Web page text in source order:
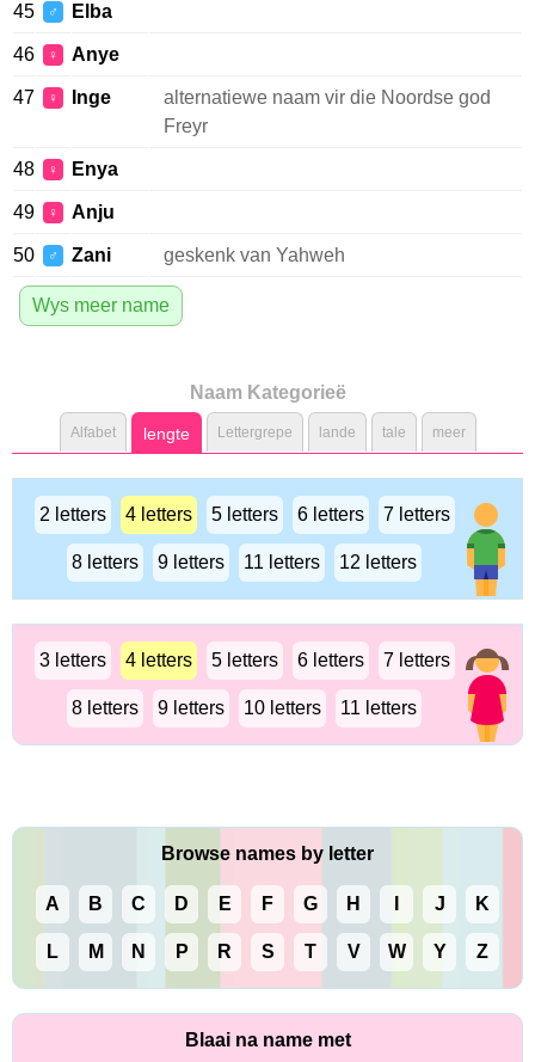
45 ♂ Elba
46 ♀ Anye
47 ♀ Inge
alternatiewe naam vir die Noordse god
Freyr
48 ♀ Enya
49 ♀ Anju
50 ♂ Zani geskenk van Yahweh
Wys meer name
Naam Kategorieë
Alfabet lengte Lettergrepe lande tale meer
2 letters 4 letters 5 letters 6 letters 7 letters
8 letters 9 letters 11 letters 12 letters
3 letters 4 letters 5 letters 6 letters 7 letters
8 letters 9 letters 10 letters 11 letters
Browse names by letter
A B C D E F G H J K
L M N P R S T V W Y Z
Blaai na name met